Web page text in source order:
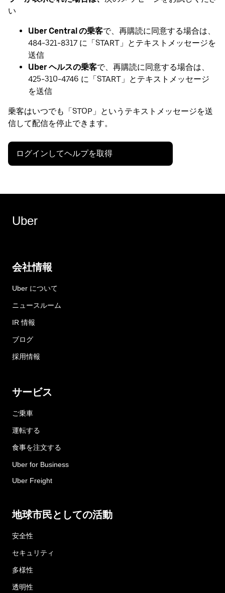
い
Uber Central の乗客で、再購読に同意する場合は、
484-321-8317 に「START」とテキストメッセージを
送信
Uber ヘルスの乗客で、再購読に同意する場合は、
425-310-4746 に「START」とテキストメッセージ
を送信
乗客はいつでも「STOP」というテキストメッセージを送
信して配信を停止できます。
ログインしてヘルプを取得
Uber
会社情報
Uber について
ニュースルーム
IR 情報
ブログ
採用情報
サービス
ご乗車
運転する
食事を注文する
Uber for Business
Uber Freight
地球市民としての活動
安全性
セキュリティ
多様性
透明性